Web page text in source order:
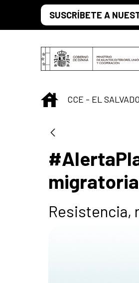
Saltar al contenido principal
SUSCRÍBETE A
INICIO
CCE - EL
Resistencia,